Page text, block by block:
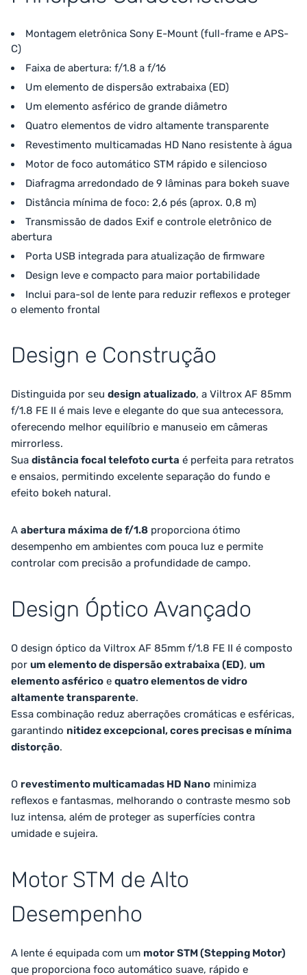
Montagem eletrônica Sony E-Mount (full-frame e APS-
C)
Faixa de abertura: f/1.8 a f/16
Um elemento de dispersão extrabaixa (ED)
Um elemento asférico de grande diâmetro
Quatro elementos de vidro altamente transparente
Revestimento multicamadas HD Nano resistente à água
Motor de foco automático STM rápido e silencioso
Diafragma arredondado de 9 lâminas para bokeh suave
Distância mínima de foco: 2,6 pés (aprox. 0,8 m)
Transmissão de dados Exif e controle eletrônico de
abertura
Porta USB integrada para atualização de firmware
Design leve e compacto para maior portabilidade
Inclui para-sol de lente para reduzir reflexos e proteger
o elemento frontal
Design e Construção
Distinguida por seu design atualizado, a Viltrox AF 85mm
f/1.8 FE II é mais leve e elegante do que sua antecessora,
oferecendo melhor equilíbrio e manuseio em câmeras
mirrorless.
Sua distância focal telefoto curta é perfeita para retratos
e ensaios, permitindo excelente separação do fundo e
efeito bokeh natural.
A abertura máxima de f/1.8 proporciona ótimo
desempenho em ambientes com pouca luz e permite
controlar com precisão a profundidade de campo.
Design Óptico Avançado
O design óptico da Viltrox AF 85mm f/1.8 FE II é composto
por um elemento de dispersão extrabaixa (ED), um
elemento asférico e quatro elementos de vidro
altamente transparente.
Essa combinação reduz aberrações cromáticas e esféricas,
garantindo nitidez excepcional, cores precisas e mínima
distorção.
O revestimento multicamadas HD Nano minimiza
reflexos e fantasmas, melhorando o contraste mesmo sob
luz intensa, além de proteger as superfícies contra
umidade e sujeira.
Motor STM de Alto
Desempenho
A lente é equipada com um motor STM (Stepping Motor)
que proporciona foco automático suave, rápido e